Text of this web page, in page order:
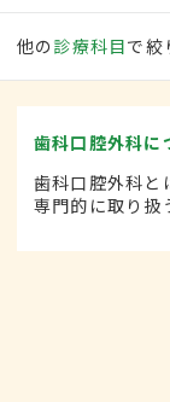
他の 診療科目で絞
歯科口腔外科に
歯科口腔外科と
専門的に取り扱